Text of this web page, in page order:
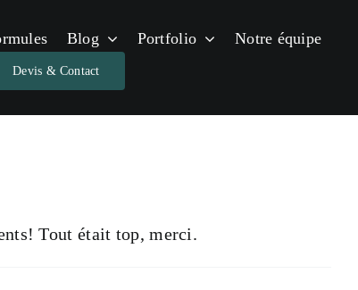
Blog Portfolio Notre équipe
Devis & Contact
Tout était top, merci.